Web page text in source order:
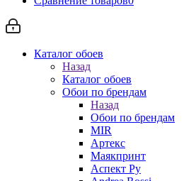
Каталог обоев
Назад
Каталог обоев
Обои по брендам
Назад
Обои по брендам
MIR
Артекс
Маякпринт
Аспект Ру